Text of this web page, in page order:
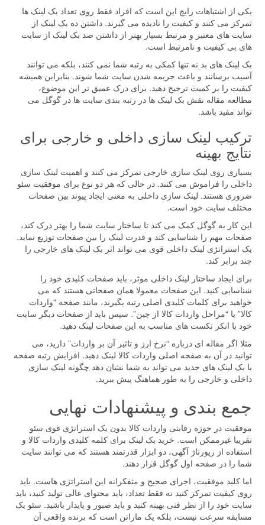
یکی از اشتباهات رایج این است که افراد فقط روی تعداد بک لینک ها
تمرکز می کنند و کیفیت را نادیده می گیرند. داشتن ده بک لینک از
سایت های معتبر و مرتبط بسیار بهتر از داشتن صد بک لینک از سایت
های بی کیفیت و نامرتبط است.
بک لینک های بد نه تنها کمکی به رتبه شما نمی کنند، بلکه می توانند
آسیب برسانند و باعث جریمه شدن سایت شما شوند. بنابراین همیشه
کیفیت را بر کمیت ترجیح دهید. برای درک عمیق تر این موضوع،
مطالعه مقاله نقش بک لینک ها در رتبه بندی سایت ها در گوگل می
تواند مفید باشد.
ترکیب لینک سازی داخلی و خارجی برای
نتایج بهینه
بسیاری روی لینک سازی خارجی تمرکز می کنند و اهمیت لینک سازی
داخلی را فراموش می کنند. در حالی که هر دو نوع برای موفقیت سئو
ضروری هستند. لینک سازی داخلی به معنی ایجاد پیوند بین صفحات
مختلف سایت خود است.
این کار به گوگل کمک می کند تا ساختار سایت شما را بهتر درک کند،
صفحات مهم را شناسایی کند و قدرت لینک را بین صفحات توزیع نماید.
یک استراتژی لینک داخلی قوی می تواند اثر بک لینک های خارجی را
چند برابر کند.
برای ایجاد ساختار لینک داخلی موثر، باید صفحات کلیدی خود را
شناسایی کنید. این صفحات معمولا همان صفحاتی هستند که می
خواهید برای کلمات کلیدی اصلی رتبه بگیرند، مانند صفحه “واردات
کالا” یا “مراحل واردات کالا از چین”. سپس باید از صفحات دیگر سایت
خود با انکر تکست های مناسب به این صفحات لینک دهید.
مثلا اگر مقاله ای درباره “نرخ ارز و تاثیر آن بر واردات” دارید، می
توانید در آن به صفحه اصلی واردات کالا لینک دهید. افزایش رتبه صفحه
با بک لینک های جدید می تواند به شما نشان دهد چگونه لینک سازی
داخلی و خارجی را به طور هماهنگ پیش ببرید.
جمع بندی و پیشنهادات نهایی
موفقیت در حوزه رقابتی واردات کالا بدون یک استراتژی قوی سئو
تقریبا غیرممکن است. خرید بک لینک برای کلمه کلیدی واردات کالا و
استفاده از رپورتاژ آگهی، دو ابزار قدرتمند هستند که می توانند سایت
شما را در صفحه اول گوگل قرار دهند.
اما کلید موفقیت، اجرای صحیح و متفکرانه این استراتژی هاست. باید
روی کیفیت تمرکز کنید نه فقط تعداد، باید محتوای عالی تولید کنید، باید
سایت خود را از نظر فنی بهینه کنید و باید صبور و پایدار باشید. سئو یک
مسابقه سرعت نیست، بلکه یک ماراتن است که برنده واقعی آن